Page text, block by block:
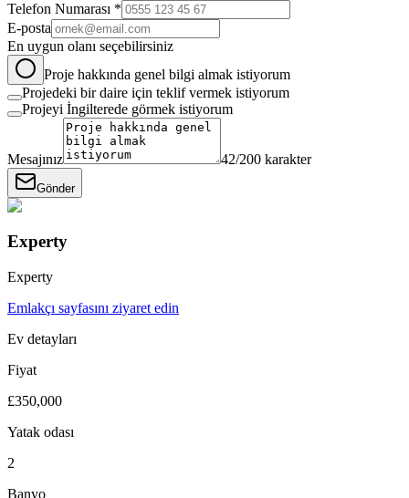
Telefon Numarası *
E-posta
En uygun olanı seçebilirsiniz
Proje hakkında genel bilgi almak istiyorum
Projedeki bir daire için teklif vermek istiyorum
Projeyi İngilterede görmek istiyorum
Mesajınız 42/200 karakter
Gönder
Experty
Experty
Emlakçı sayfasını ziyaret edin
Ev detayları
Fiyat
£350,000
Yatak odası
2
Banyo